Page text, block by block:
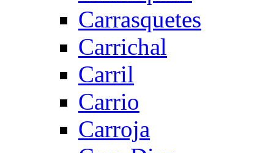
Carrasquetes
Carrichal
Carril
Carrio
Carroja